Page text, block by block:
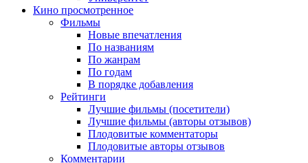
Кино просмотренное
Фильмы
Новые впечатления
По названиям
По жанрам
По годам
В порядке добавления
Рейтинги
Лучшие фильмы (посетители)
Лучшие фильмы (авторы отзывов)
Плодовитые комментаторы
Плодовитые авторы отзывов
Комментарии